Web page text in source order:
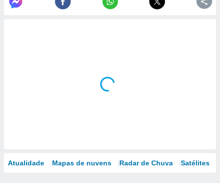
Atualidade Mapas de nuvens Radar de Chuva Satélites